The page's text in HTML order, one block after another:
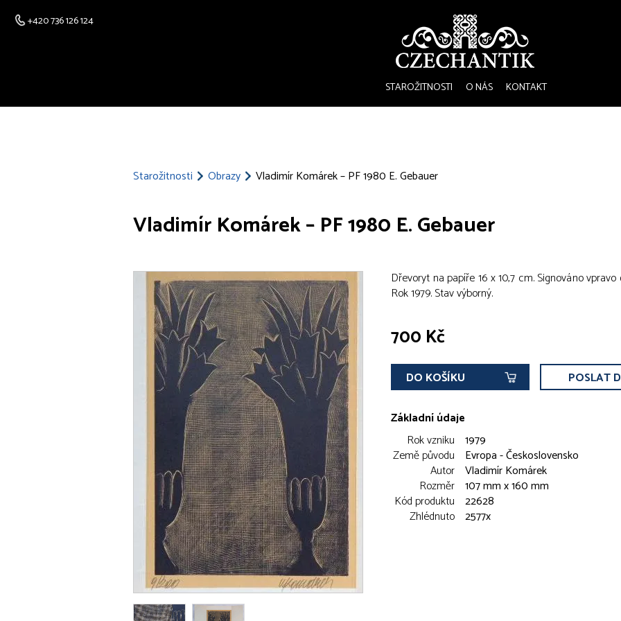
+420 736 126 124
STAROŽITNOSTI O NÁS KONTAKT
Starožitnosti Obrazy Vladimír Komárek – PF 1980 E. Gebauer
Vladimír Komárek – PF 1980 E. Gebauer
Dřevoryt na papíře 16 x 10,7 cm. Signováno
Rok 1979. Stav výborný.
700 Kč
DO KOŠÍKU POSLAT
Základní údaje
Rok vzniku 1979
Země původu
Evropa - Československo
Autor Vladimír Komárek
Rozměr 107 mm x 160 mm
Kód produktu 22628
Zhlédnuto 2577x